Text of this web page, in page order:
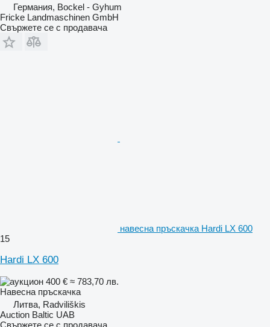
Германия, Bockel - Gyhum
Fricke Landmaschinen GmbH
Свържете се с продавача
навесна пръскачка Hardi LX 600
15
Hardi LX 600
400 € ≈ 783,70 лв.
Навесна пръскачка
Литва, Radviliškis
Auction Baltic UAB
Свържете се с продавача